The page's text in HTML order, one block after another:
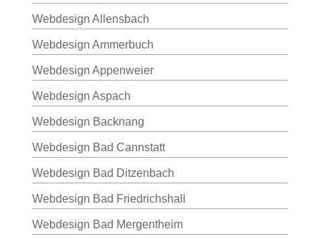
Webdesign Allensbach
Webdesign Ammerbuch
Webdesign Appenweier
Webdesign Aspach
Webdesign Backnang
Webdesign Bad Cannstatt
Webdesign Bad Ditzenbach
Webdesign Bad Friedrichshall
Webdesign Bad Mergentheim